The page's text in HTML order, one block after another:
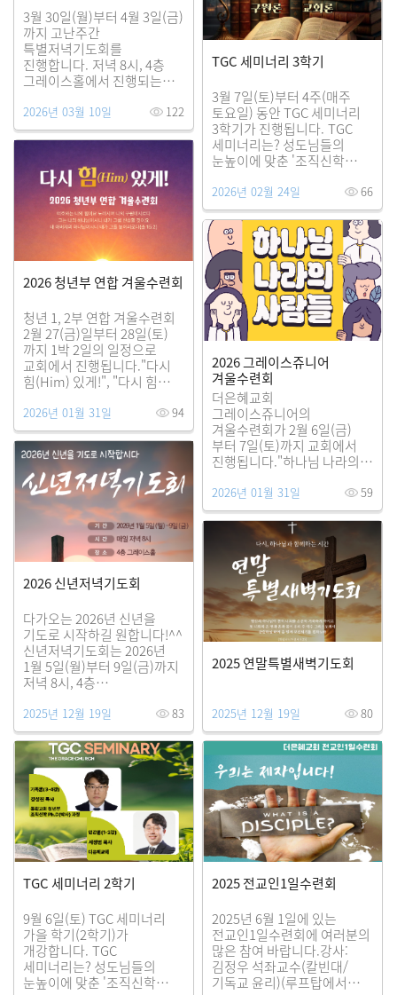
3월 30일(월)부터 4월 3일(금)
까지 고난주간
특별저녁기도회를
진행합니다. 저녁 8시, 4층
그레이스홀에서 진행되는
초대합니다.
2026년 03월 10일 122
TGC 세미너리 3학기
3월 7일(토)부터 4주(매주
토요일) 동안 TGC 세미너리
3학기가 진행됩니다. TGC
세미너리는? 성도님들의
눈높이에 맞춘 '조직신학
구원론과 교회론을 배우게
됩니다. 올바른 구원론과
교회론으로 우리의 신앙을
건강하게 세워가는 시간이
되기를 기대합니다. 3월 매주
토요일(오전 10:30-12:30)에
진행되는 TGC 세미너리
2026년 02월 24일 66
2026 청년부 연합 겨울수련회
청년 1, 2부 연합 겨울수련회
2월 27(금)일부터 28일(토)
까지 1박 2일의 일정으로
교회에서 진행됩니다."다시
힘(Him) 있게!", "다시 힘
청년부가 되기를 기대합니다.
성도님들께서도 기도와
응원으로 함께해 주시기를
부탁드립니다.
2026년 01월 31일 94
2026 그레이스쥬니어
겨울수련회
더은혜교회
그레이스쥬니어의
겨울수련회가 2월 6일(금)
부터 7일(토)까지 교회에서
진행됩니다."하나님 나라의
진행되는 이번 겨울수련회가
쥬니어 학생들이 하나님
나라의 사람들로서
살아가기를 결단하는 시간이
되도록 성도님들의 많은
관심과 기도를 부탁드립니다.
2026년 01월 31일 59
2026 신년저녁기도회
다가오는 2026년 신년을
기도로 시작하길 원합니다!^^
신년저녁기도회는 2026년
1월 5일(월)부터 9일(금)까지
저녁 8시, 4층
성도님들의 많은 참여를
기대합니다.
2025년 12월 19일 83
2025 연말특별새벽기도회
2025년 12월 19일 80
TGC 세미너리 2학기
9월 6일(토) TGC 세미너리
가을 학기(2학기)가
개강합니다. TGC
세미너리는? 성도님들의
눈높이에 맞춘 '조직신학
2025 전교인1일수련회
2025년 6월 1일에 있는
전교인1일수련회에 여러분의
많은 참여 바랍니다.강사:
김정우 석좌교수(칼빈대/
기독교 윤리)(루프탑에서